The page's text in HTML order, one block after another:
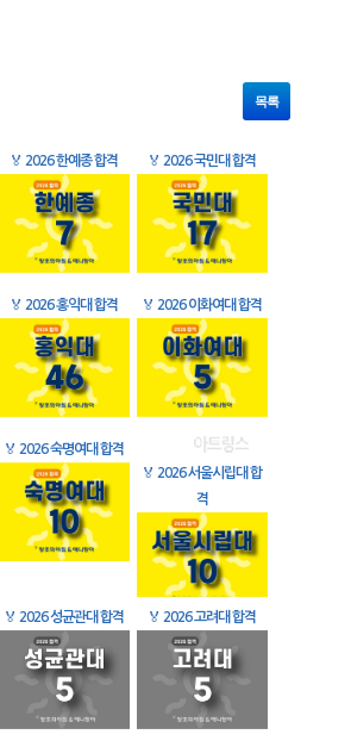
목록
🏅 2026 한예종 합격 🏅 2026 국민대 합격
🏅 2026 홍익대 합격 🏅 2026 이화여대 합격
🏅 2026 숙명여대 합격
🏅 2026 서울시립대 합
격
🏅 2026 성균관대 합격 🏅 2026 고려대 합격